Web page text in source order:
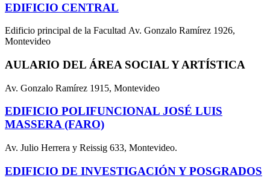
EDIFICIO CENTRAL
Edificio principal de la Facultad Av. Gonzalo Ramírez 1926,
Montevideo
AULARIO DEL ÁREA SOCIAL Y ARTÍSTICA
Av. Gonzalo Ramírez 1915, Montevideo
EDIFICIO POLIFUNCIONAL JOSÉ LUIS
MASSERA (FARO)
Av. Julio Herrera y Reissig 633, Montevideo.
EDIFICIO DE INVESTIGACIÓN Y POSGRADOS